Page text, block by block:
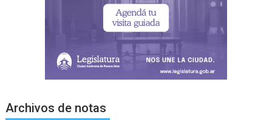
Archivos de notas